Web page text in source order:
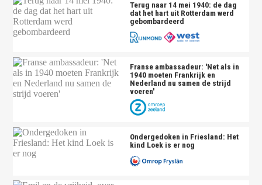
Terug naar 14 mei 1940: de dag
dat het hart uit Rotterdam werd
gebombardeerd
Franse ambassadeur: 'Net als in
1940 moeten Frankrijk en
Nederland nu samen de strijd
voeren'
Ondergedoken in Friesland: Het
kind Loek is er nog